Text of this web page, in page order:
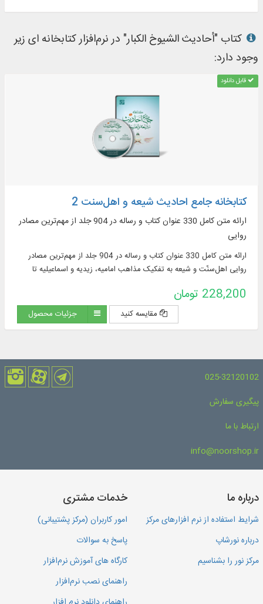
کتاب "أحاديث الشيوخ الكبار" در نرم‌افزار کتابخانه ای زیر
وجود دارد:
قابل دانلود
کتابخانه جامع احادیث شیعه و اهل‌‌سنت 2
ارائه متن کامل 330 عنوان کتاب و رساله در 904 جلد از مهم‌ترین مصادر
روایی
ارائه متن کامل 330 عنوان کتاب و رساله در 904 جلد از مهم‌ترین مصادر
روایی اهل‌سنّت و شیعه به تفکیک مذاهب امامیه، زیدیه و اسماعیلیه تا
228,200 تومان
مقایسه کنید جزئیات محصول
025-32120102
پیگیری سفارش
ارتباط با ما
info@noorshop.ir
درباره ما
شرایط استفاده از نرم افزارهای مرکز
درباره نورشاپ
مرکز نور را بشناسیم
خدمات مشتری
امور کاربران (مرکز پشتیبانی)
پاسخ به سوالات
کارگاه های آموزش نرم‌افزار
راهنمای نصب نرم‌افزار